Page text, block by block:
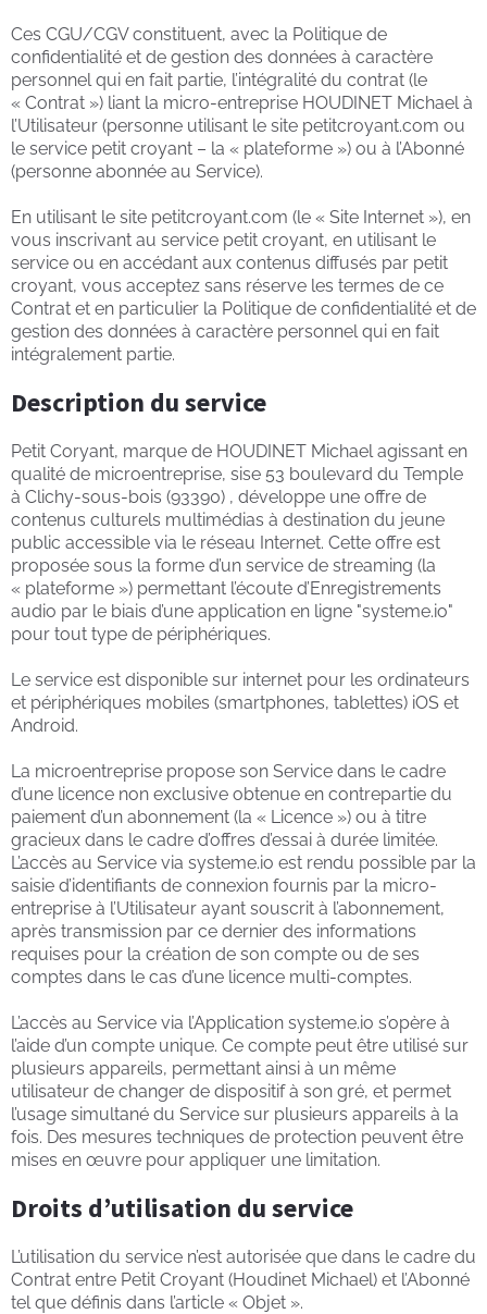
Ces CGU/CGV constituent, avec la Politique de
confidentialité et de gestion des données à caractère
personnel qui en fait partie, l’intégralité du contrat (le
« Contrat ») liant la micro-entreprise HOUDINET Michael à
l’Utilisateur (personne utilisant le site petitcroyant.com ou
le service petit croyant – la « plateforme ») ou à l’Abonné
(personne abonnée au Service).
En utilisant le site petitcroyant.com (le « Site Internet »), en
vous inscrivant au service petit croyant, en utilisant le
service ou en accédant aux contenus diffusés par petit
croyant, vous acceptez sans réserve les termes de ce
Contrat et en particulier la Politique de confidentialité et de
gestion des données à caractère personnel qui en fait
intégralement partie.
Description du service
Petit Coryant, marque de HOUDINET Michael agissant en
qualité de microentreprise, sise 53 boulevard du Temple
à Clichy-sous-bois (93390) , développe une offre de
contenus culturels multimédias à destination du jeune
public accessible via le réseau Internet. Cette offre est
proposée sous la forme d’un service de streaming (la
« plateforme ») permettant l’écoute d’Enregistrements
audio par le biais d’une application en ligne "systeme.io"
pour tout type de périphériques.
Le service est disponible sur internet pour les ordinateurs
et périphériques mobiles (smartphones, tablettes) iOS et
Android.
La microentreprise propose son Service dans le cadre
d’une licence non exclusive obtenue en contrepartie du
paiement d’un abonnement (la « Licence ») ou à titre
gracieux dans le cadre d’offres d’essai à durée limitée.
L’accès au Service via systeme.io est rendu possible par la
saisie d’identifiants de connexion fournis par la micro-
entreprise à l’Utilisateur ayant souscrit à l’abonnement,
après transmission par ce dernier des informations
requises pour la création de son compte ou de ses
comptes dans le cas d’une licence multi-comptes.
L’accès au Service via l’Application systeme.io s’opère à
l’aide d’un compte unique. Ce compte peut être utilisé sur
plusieurs appareils, permettant ainsi à un même
utilisateur de changer de dispositif à son gré, et permet
l’usage simultané du Service sur plusieurs appareils à la
fois. Des mesures techniques de protection peuvent être
mises en œuvre pour appliquer une limitation.
Droits d’utilisation du service
L’utilisation du service n’est autorisée que dans le cadre du
Contrat entre Petit Croyant (Houdinet Michael) et l’Abonné
tel que définis dans l’article « Objet ».